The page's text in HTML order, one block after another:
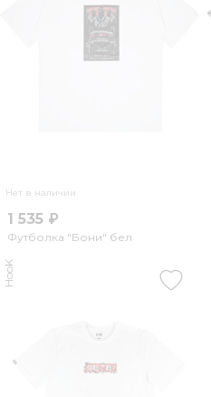
Нет в наличии
1 535 ₽
Футболка "Бони" бел
HooK